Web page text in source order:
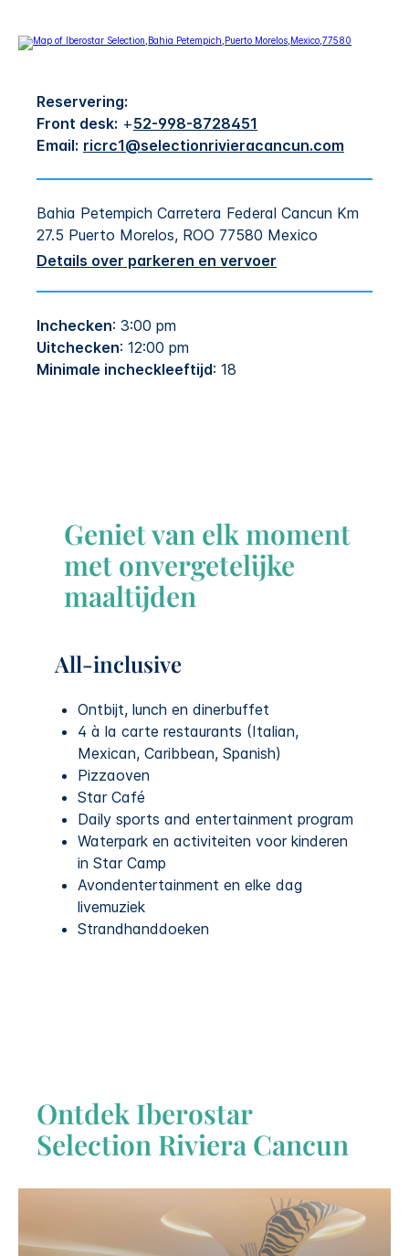
Reservering:
Front desk: +52-998-8728451
Email: ricrc1@selectionrivieracancun.com
Bahia Petempich Carretera Federal Cancun Km
27.5 Puerto Morelos, ROO 77580 Mexico
Details over parkeren en vervoer
Inchecken: 3:00 pm
Uitchecken: 12:00 pm
Minimale incheckleeftijd: 18
Geniet van elk moment
met onvergetelijke
maaltijden
All-inclusive
Ontbijt, lunch en dinerbuffet
4 à la carte restaurants (Italian,
Mexican, Caribbean, Spanish)
Pizzaoven
Star Café
Daily sports and entertainment program
Waterpark en activiteiten voor kinderen
in Star Camp
Avondentertainment en elke dag
livemuziek
Strandhanddoeken
Ontdek Iberostar
Selection​ Riviera Cancun